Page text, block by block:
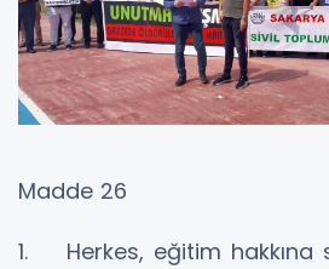
Madde 26
1. Herkes, eğitim hakkına